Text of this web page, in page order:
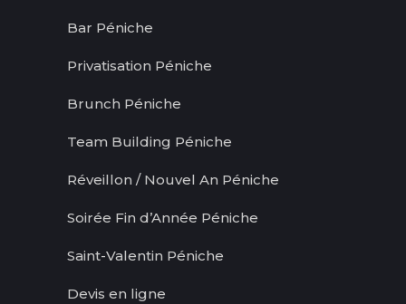
Bar Péniche
Privatisation Péniche
Brunch Péniche
Team Building Péniche
Réveillon / Nouvel An Péniche
Soirée Fin d’Année Péniche
Saint-Valentin Péniche
Devis en ligne